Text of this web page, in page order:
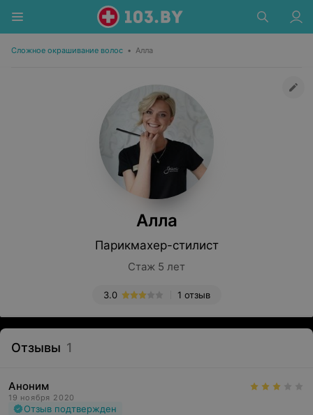
Сложное окрашивание волос • Алла
Алла
Парикмахер-стилист
Стаж 5 лет
1 отзыв
3.0
Отзывы 1
Аноним
19 ноября 2020
Отзыв подтвержден